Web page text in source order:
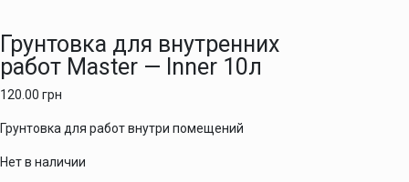
Грунтовка для внутренних
работ Master — Inner 10л
120.00 грн
Грунтовка для работ внутри помещений
Нет в наличии